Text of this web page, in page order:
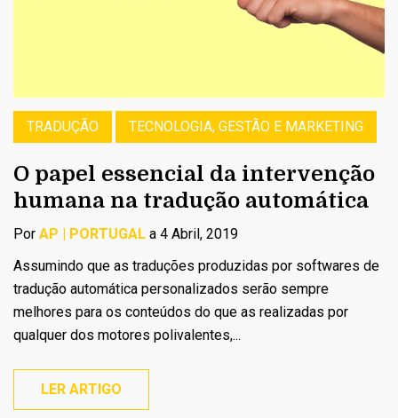
TRADUÇÃO TECNOLOGIA, GESTÃO E MARKETING
O papel essencial da intervenção
humana na tradução automática
Por AP | PORTUGAL a 4 Abril, 2019
Assumindo que as traduções produzidas por softwares de
tradução automática personalizados serão sempre
melhores para os conteúdos do que as realizadas por
qualquer dos motores polivalentes,...
LER ARTIGO